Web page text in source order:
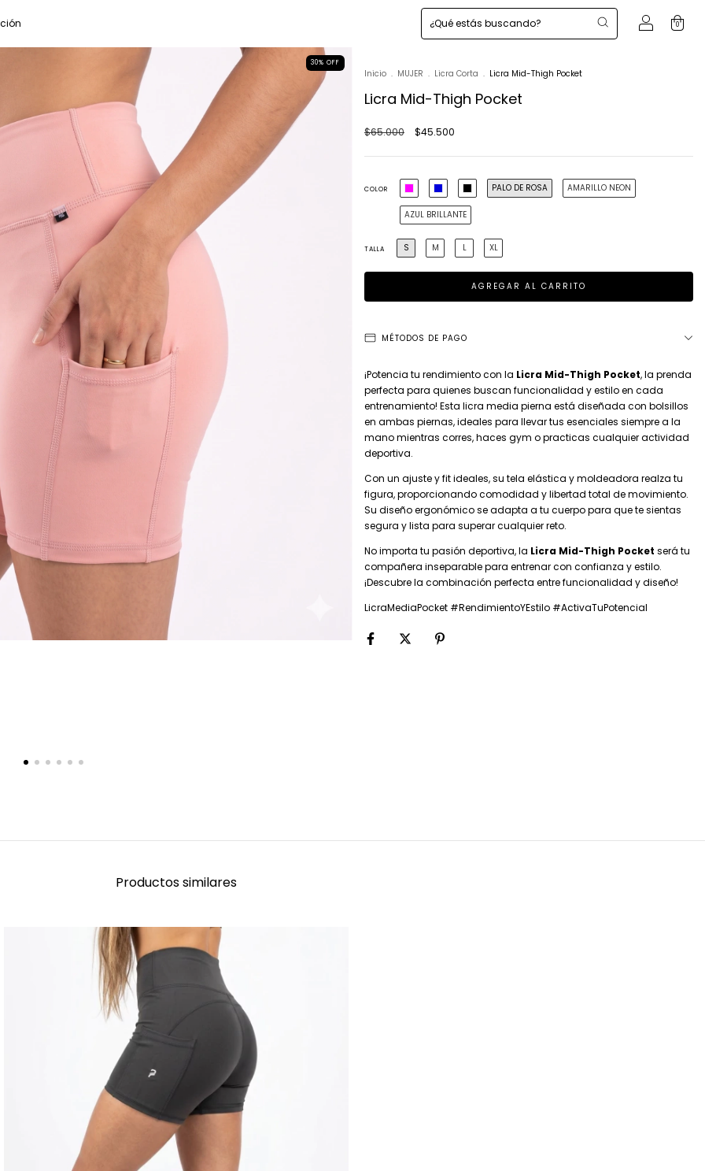
0
30% OFF
Inicio . MUJER . Licra Corta . Licra Mid-Thigh Pocket
Licra Mid-Thigh Pocket
$65.000 $45.500
COLOR PALO DE ROSA AMARILLO NEON
AZUL BRILLANTE
TALLA S M L XL
MÉTODOS DE PAGO
¡Potencia tu rendimiento con la Licra Mid-Thigh Pocket, la prenda
perfecta para quienes buscan funcionalidad y estilo en cada
entrenamiento! Esta licra media pierna está diseñada con bolsillos
en ambas piernas, ideales para llevar tus esenciales siempre a la
mano mientras corres, haces gym o practicas cualquier actividad
deportiva.
Con un ajuste y fit ideales, su tela elástica y moldeadora realza tu
figura, proporcionando comodidad y libertad total de movimiento.
Su diseño ergonómico se adapta a tu cuerpo para que te sientas
segura y lista para superar cualquier reto.
No importa tu pasión deportiva, la Licra Mid-Thigh Pocket será tu
compañera inseparable para entrenar con confianza y estilo.
¡Descubre la combinación perfecta entre funcionalidad y diseño!
LicraMediaPocket #RendimientoYEstilo #ActivaTuPotencial
Productos similares